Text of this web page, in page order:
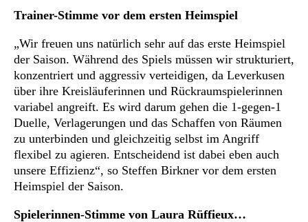
Trainer-Stimme vor dem ersten Heimspiel
„Wir freuen uns natürlich sehr auf das erste Heimspiel
der Saison. Während des Spiels müssen wir strukturiert,
konzentriert und aggressiv verteidigen, da Leverkusen
über ihre Kreisläuferinnen und Rückraumspielerinnen
variabel angreift. Es wird darum gehen die 1-gegen-1
Duelle, Verlagerungen und das Schaffen von Räumen
zu unterbinden und gleichzeitig selbst im Angriff
flexibel zu agieren. Entscheidend ist dabei eben auch
unsere Effizienz“, so Steffen Birkner vor dem ersten
Heimspiel der Saison.
Spielerinnen-Stimme von Laura Rüffieux…